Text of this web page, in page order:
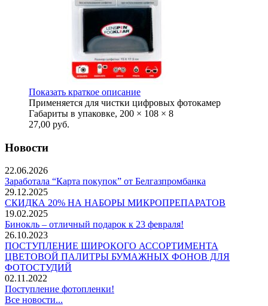
Показать краткое описание
Применяется для чистки цифровых фотокамер
Габариты в упаковке, 200 × 108 × 8
27,00 руб.
Новости
22.06.2026
Заработала “Карта покупок” от Белгазпромбанка
29.12.2025
СКИДКА 20% НА НАБОРЫ МИКРОПРЕПАРАТОВ
19.02.2025
Бинокль – отличный подарок к 23 февраля!
26.10.2023
ПОСТУПЛЕНИЕ ШИРОКОГО АССОРТИМЕНТА
ЦВЕТОВОЙ ПАЛИТРЫ БУМАЖНЫХ ФОНОВ ДЛЯ
ФОТОСТУДИЙ
02.11.2022
Поступление фотопленки!
Все новости...